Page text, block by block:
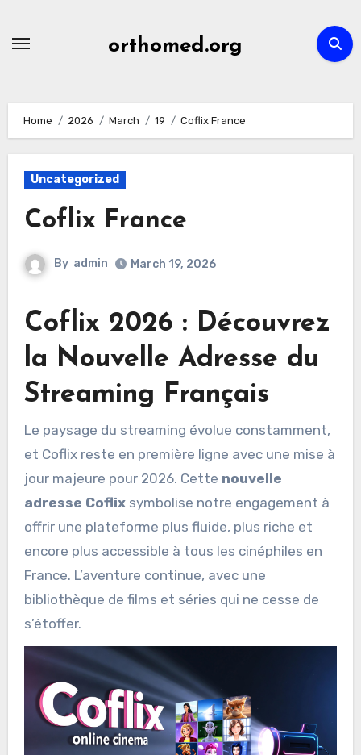
orthomed.org
Home 2026 March 19 Coflix France
Uncategorized
Coflix France
By admin March 19, 2026
Coflix 2026 : Découvrez
la Nouvelle Adresse du
Streaming Français
Le paysage du streaming évolue constamment,
et Coflix reste en première ligne avec une mise à
jour majeure pour 2026. Cette nouvelle
adresse Coflixsymbolise notre engagement à
offrir une plateforme plus fluide, plus riche et
encore plus accessible à tous les cinéphiles en
France. L’aventure continue, avec une
bibliothèque de films et séries qui ne cesse de
s’étoffer.